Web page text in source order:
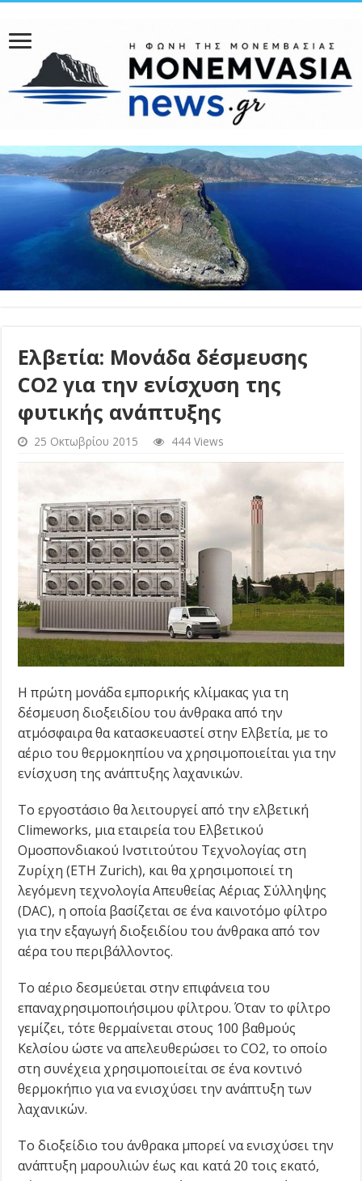
Ελβετία: Μονάδα δέσμευσης
CO2 για την ενίσχυση της
φυτικής ανάπτυξης
25 Οκτωβρίου 2015 444 Views
Η πρώτη μονάδα εμπορικής κλίμακας για τη
δέσμευση διοξειδίου του άνθρακα από την
ατμόσφαιρα θα κατασκευαστεί στην Ελβετία, με το
αέριο του θερμοκηπίου να χρησιμοποιείται για την
ενίσχυση της ανάπτυξης λαχανικών.
Το εργοστάσιο θα λειτουργεί από την ελβετική
Climeworks, μια εταιρεία του Ελβετικού
Ομοσπονδιακού Ινστιτούτου Τεχνολογίας στη
Ζυρίχη (ETH Zurich), και θα χρησιμοποιεί τη
λεγόμενη τεχνολογία Απευθείας Αέριας Σύλληψης
(DAC), η οποία βασίζεται σε ένα καινοτόμο φίλτρο
για την εξαγωγή διοξειδίου του άνθρακα από τον
αέρα του περιβάλλοντος.
Το αέριο δεσμεύεται στην επιφάνεια του
επαναχρησιμοποιήσιμου φίλτρου. Όταν το φίλτρο
γεμίζει, τότε θερμαίνεται στους 100 βαθμούς
Κελσίου ώστε να απελευθερώσει το CO2, το οποίο
στη συνέχεια χρησιμοποιείται σε ένα κοντινό
θερμοκήπιο για να ενισχύσει την ανάπτυξη των
λαχανικών.
Το διοξείδιο του άνθρακα μπορεί να ενισχύσει την
ανάπτυξη μαρουλιών έως και κατά 20 τοις εκατό,